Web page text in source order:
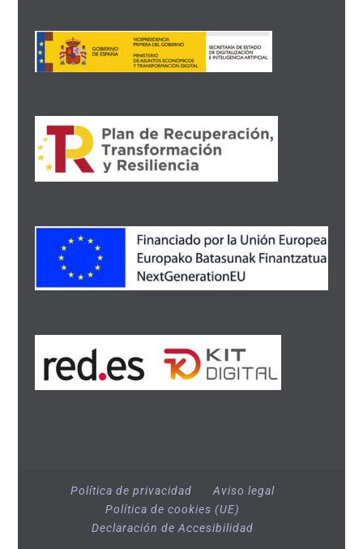
Política de privacidad
Aviso legal
Política de cookies (UE)
Declaración de Accesibilidad